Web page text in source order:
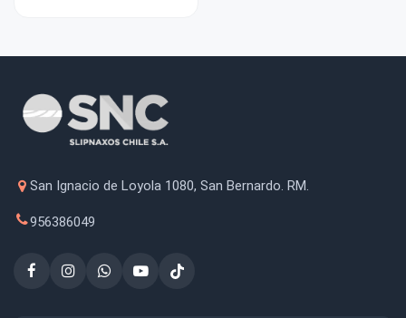
San Ignacio de Loyola 1080, San Bernardo. RM.
956386049